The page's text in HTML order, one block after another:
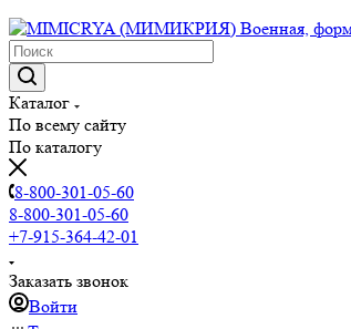
Каталог
По всему сайту
По каталогу
8-800-301-05-60
8-800-301-05-60
+7-915-364-42-01
Заказать звонок
Войти